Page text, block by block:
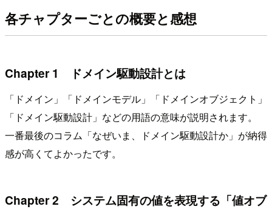
各チャプターごとの概要と感想
Chapter 1 ドメイン駆動設計とは
「ドメイン」「ドメインモデル」「ドメインオブジェクト」
「ドメイン駆動設計」などの用語の意味が説明されます。
一番最後のコラム「なぜいま、ドメイン駆動設計か」が納得
感が高くてよかったです。
Chapter 2 システム固有の値を表現する「値オブ